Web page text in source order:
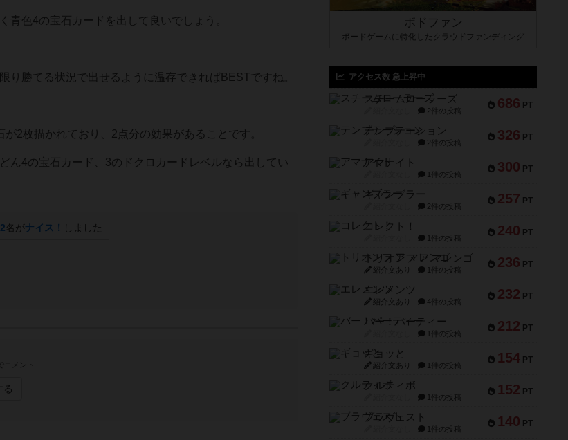
青色4の宝石カードを出して良いでしょう。
り勝てる状況で出せるように温存できればBESTですね。
2枚描かれており、2点分の効果があることです。
ん4の宝石カード、3のドクロカードレベルなら出してい
2名がナイス！ しました
メント
る
ボドファン
ボードゲームに特化したクラウドファンディング
アクセス数 急上昇中
686 PT
スチームローラーズ
2件の投稿
326 PT
テンプテーション
2件の投稿
300 PT
アマナイト
1件の投稿
257 PT
ギャンブラー
2件の投稿
240 PT
コレクト！
1件の投稿
236 PT
トリオンフ ア マレンゴ
紹介文あり 1件の投稿
232 PT
エレメンツ
紹介文あり 4件の投稿
212 PT
バー！パーティー
1件の投稿
154 PT
ギョッと
紹介文あり 1件の投稿
152 PT
クルティボ
1件の投稿
140 PT
ブラヴェスト
1件の投稿